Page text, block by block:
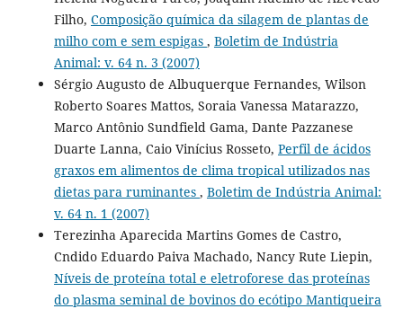
Filho, Composição química da silagem de plantas de
milho com e sem espigas , Boletim de Indústria
Animal: v. 64 n. 3 (2007)
Sérgio Augusto de Albuquerque Fernandes, Wilson
Roberto Soares Mattos, Soraia Vanessa Matarazzo,
Marco Antônio Sundfield Gama, Dante Pazzanese
Duarte Lanna, Caio Vinícius Rosseto, Perfil de ácidos
graxos em alimentos de clima tropical utilizados nas
dietas para ruminantes , Boletim de Indústria Animal:
v. 64 n. 1 (2007)
Terezinha Aparecida Martins Gomes de Castro,
Cndido Eduardo Paiva Machado, Nancy Rute Liepin,
Níveis de proteína total e eletroforese das proteínas
do plasma seminal de bovinos do ecótipo Mantiqueira